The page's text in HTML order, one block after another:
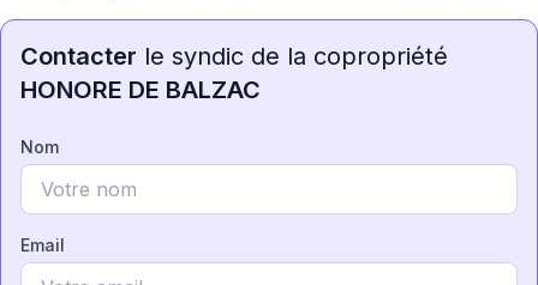
Contacter le syndic de la copropriété
HONORE DE BALZAC
Nom
Email